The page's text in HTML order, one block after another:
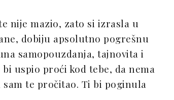
nije mazio, zato si izrasla u
dobiju apsolutno pogrešnu
samopouzdanja, tajnovita i
uspio proći kod tebe, da nema
te pročitao. Ti bi poginula